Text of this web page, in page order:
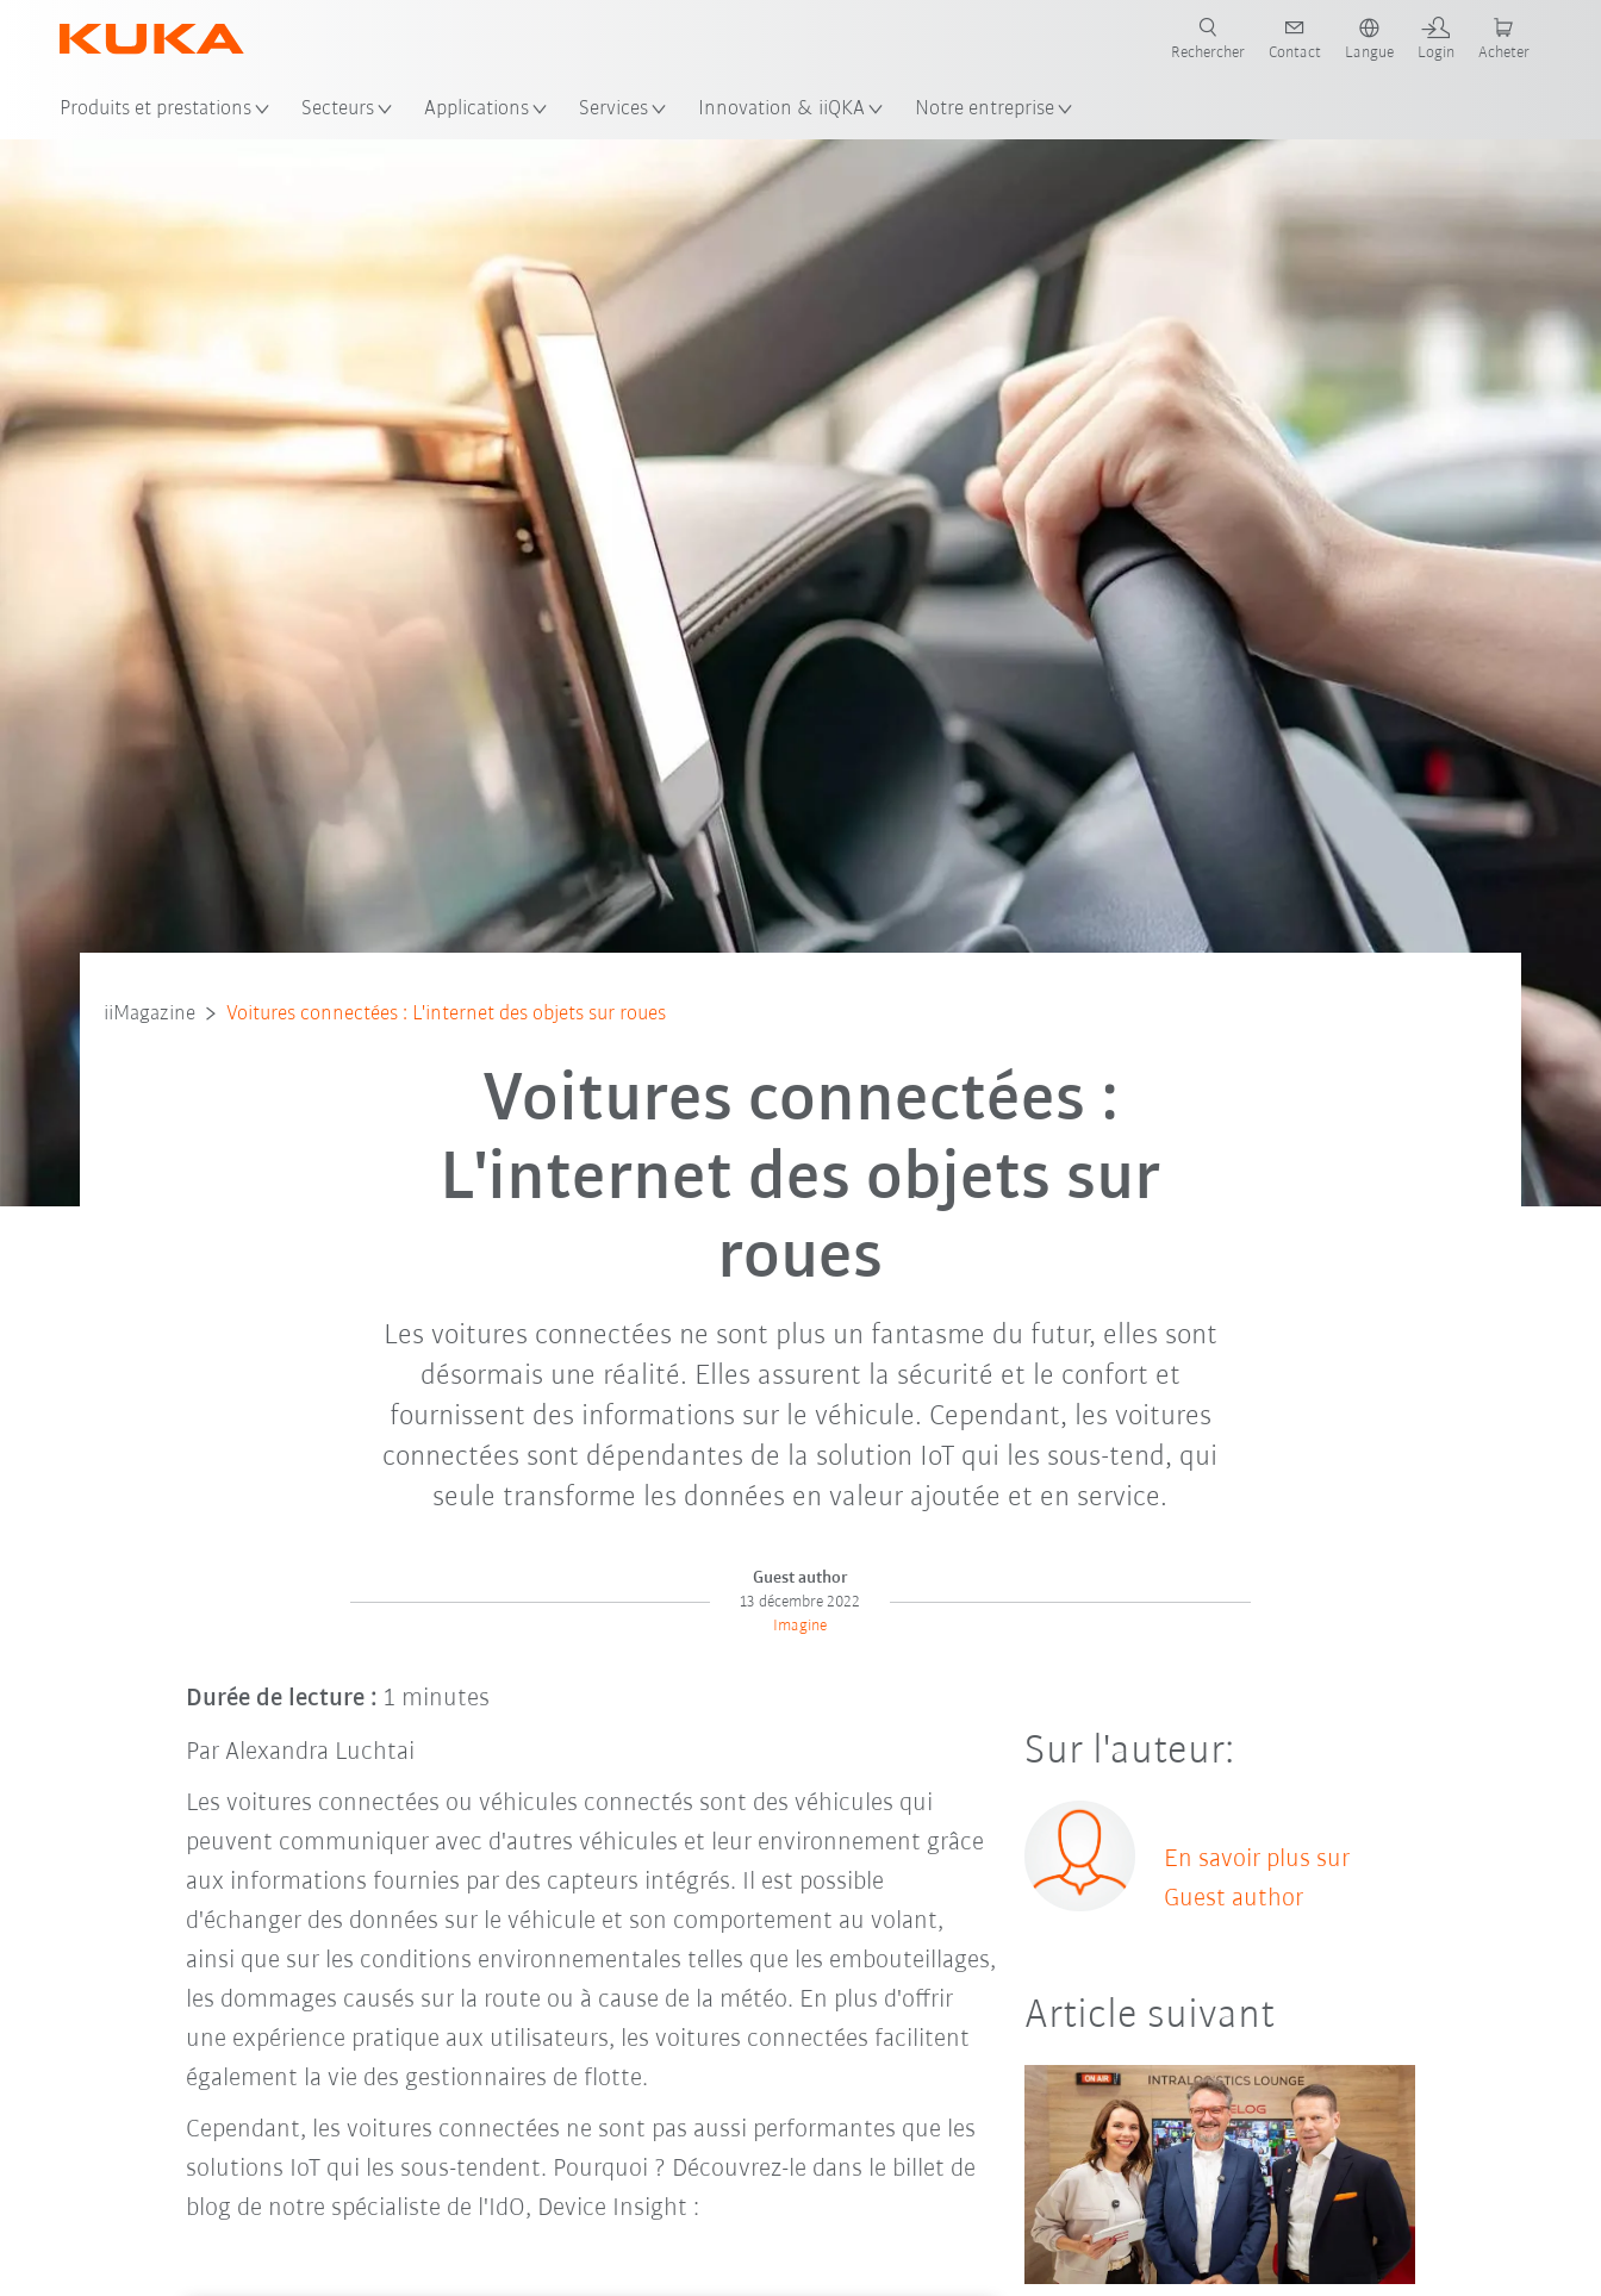
Produits et prestations Secteurs Applications Services Innovation & iiQKA Notre entreprise
Rechercher Contact Langue Login Acheter
iiMagazine Voitures connectées : L'internet des objets sur roues
Voitures connectées :
L'internet des objets sur
roues
Les voitures connectées ne sont plus un fantasme du futur, elles sont
désormais une réalité. Elles assurent la sécurité et le confort et
fournissent des informations sur le véhicule. Cependant, les voitures
connectées sont dépendantes de la solution IoT qui les sous-tend, qui
seule transforme les données en valeur ajoutée et en service.
Guest author
13 décembre 2022
Imagine
Durée de lecture : 1 minutes
Par Alexandra Luchtai
Les voitures connectées ou véhicules connectés sont des véhicules qui
peuvent communiquer avec d'autres véhicules et leur environnement grâce
aux informations fournies par des capteurs intégrés. Il est possible
d'échanger des données sur le véhicule et son comportement au volant,
ainsi que sur les conditions environnementales telles que les embouteillages,
les dommages causés sur la route ou à cause de la météo. En plus d'offrir
une expérience pratique aux utilisateurs, les voitures connectées facilitent
également la vie des gestionnaires de flotte.
Cependant, les voitures connectées ne sont pas aussi performantes que les
solutions IoT qui les sous-tendent. Pourquoi ? Découvrez-le dans le billet de
blog de notre spécialiste de l'IdO, Device Insight :
Sur l'auteur:
En savoir plus sur
Guest author
Article suivant